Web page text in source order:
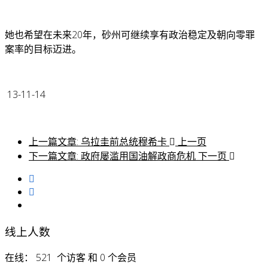
她也希望在未来20年，砂州可继续享有政治稳定及朝向零罪
案率的目标迈进。
13-11-14
上一篇文章: 乌拉圭前总统穆希卡
上一页
下一篇文章: 政府屡滥用国油解政商危机下一页
线上人数
在线： 521 个访客 和 0 个会员